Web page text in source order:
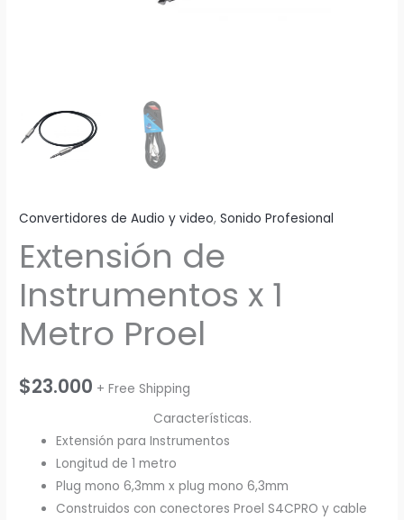
Convertidores de Audio y video,Sonido Profesional
Extensión de
Instrumentos x 1
Metro Proel
$23.000 + Free Shipping
Características.
Extensión para Instrumentos
Longitud de 1 metro
Plug mono 6,3mm x plug mono 6,3mm
Construidos con conectores Proel S4CPRO y cable